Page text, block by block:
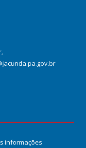
informações